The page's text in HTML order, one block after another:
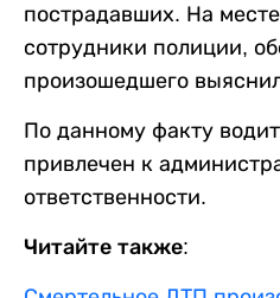
пострадавших. На
сотрудники полиции,
произошедшего
По данному факту
привлечен к
ответственности.
Читайте также: